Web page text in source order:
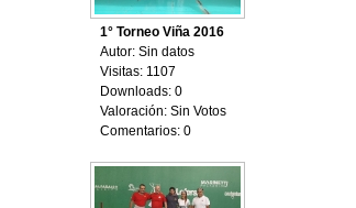
1° Torneo Viña 2016
Autor: Sin datos
Visitas: 1107
Downloads: 0
Valoración: Sin Votos
Comentarios: 0